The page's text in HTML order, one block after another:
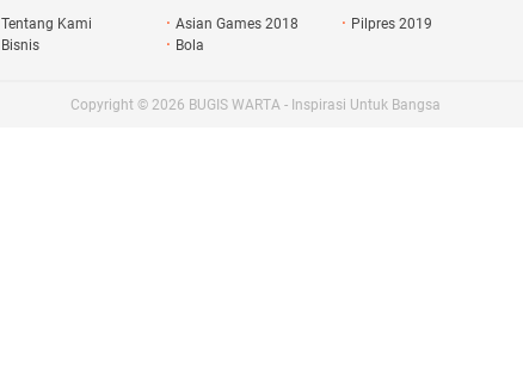
Tentang Kami Asian Games 2018
Pilpres 2019
Bisnis
Bola
Copyright © 2026 BUGIS WARTA - Inspirasi Untuk Bangsa